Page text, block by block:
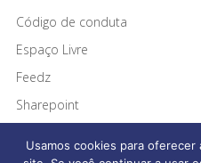
Código de conduta
Espaço Livre
Feedz
Sharepoint
Usamos cookies para